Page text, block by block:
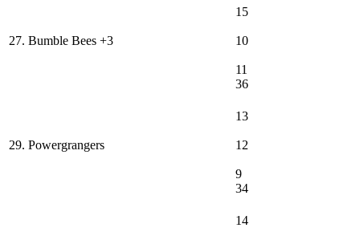
27. Bumble Bees +3
15
10
11
36
29. Powergrangers
13
12
9
34
14